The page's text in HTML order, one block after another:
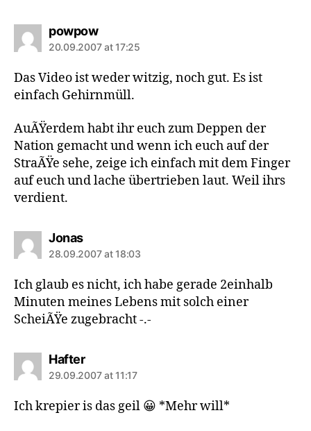
powpowsays:
20.09.2007 at 17:25
Das Video ist weder witzig, noch gut. Es ist
einfach Gehirnmüll.
AuÃŸerdem habt ihr euch zum Deppen der
Nation gemacht und wenn ich euch auf der
StraÃŸe sehe, zeige ich einfach mit dem Finger
auf euch und lache übertrieben laut. Weil ihrs
verdient.
Jonassays:
28.09.2007 at 18:03
Ich glaub es nicht, ich habe gerade 2einhalb
Minuten meines Lebens mit solch einer
ScheiÃŸe zugebracht -.-
Haftersays:
29.09.2007 at 11:17
Ich krepier is das geil 😀 *Mehr will*